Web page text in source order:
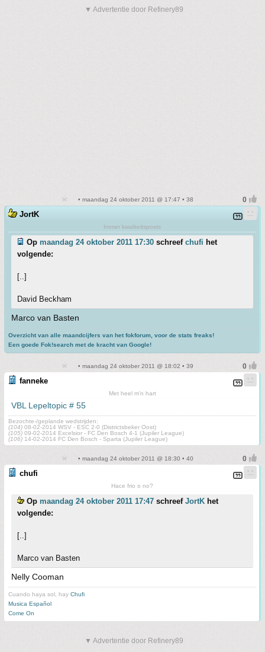
▼ Advertentie door Refinery89
• maandag 24 oktober 2011 @ 17:47 • 38
JortK
Immer kwaliteitsposts
Op maandag 24 oktober 2011 17:30 schreef chufi het
volgende:
[..]
David Beckham
Marco van Basten
Overzicht van alle maandcijfers van het fokforum, voor de stats freaks!
Een goede Fok!search met de kracht van Google!
• maandag 24 oktober 2011 @ 18:02 • 39
fanneke
Met heel m'n hart
VBL Lepeltopic # 55
Bezochte-/geplande wedstrijden:
(104) 08-02-2014 WSV - ESC 2-0 (Districtsbeker Oost)
(105) 09-02-2014 Excelsior - FC Den Bosch 4-1 (Jupiler League)
(106) 14-02-2014 FC Den Bosch - Sparta (Jupiler League)
• maandag 24 oktober 2011 @ 18:30 • 40
chufi
Hace frio o no?
Op maandag 24 oktober 2011 17:47 schreef JortK het
volgende:
[..]
Marco van Basten
Nelly Cooman
Cuando haya sol, hay Chufi
Musica Español
Come On
▼ Advertentie door Refinery89